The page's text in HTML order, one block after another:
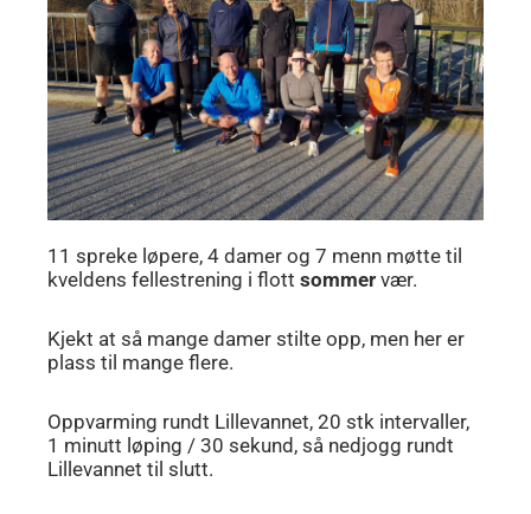
11 spreke løpere, 4 damer og 7 menn møtte til
kveldens fellestrening i flott sommer vær.
Kjekt at så mange damer stilte opp, men her er
plass til mange flere.
Oppvarming rundt Lillevannet, 20 stk intervaller,
1 minutt løping / 30 sekund, så nedjogg rundt
Lillevannet til slutt.